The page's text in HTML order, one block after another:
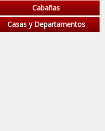
Cabañas
Casas y Departamentos